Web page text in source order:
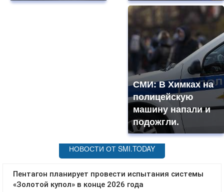
СМИ: В Химках на
полицейскую
машину напали и
подожгли.